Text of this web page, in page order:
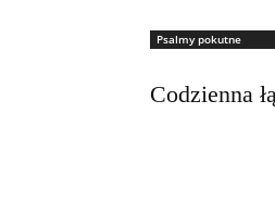
Psalmy pokutne
Codzienna